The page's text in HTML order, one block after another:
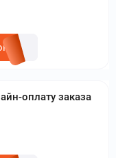
оплату заказа